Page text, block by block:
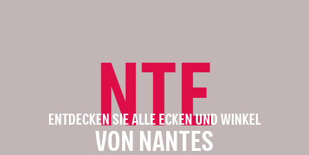
NTE
ENTDECKEN SIE ALLE ECKEN UND WINKEL
VON NANTES